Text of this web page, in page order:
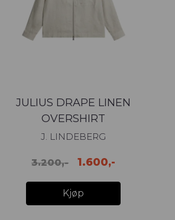
JULIUS DRAPE LINEN
OVERSHIRT
J. LINDEBERG
3.200,- 1.600,-
Kjøp